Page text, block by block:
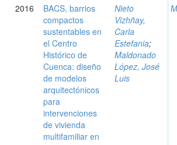
2016
BACS, barrios
compactos
sustentables en
el Centro
Histórico de
Cuenca: diseño
de modelos
arquitectónicos
para
intervenciones
de vivienda
multifamiliar en
Nieto
Vizhñay,
Carla
Estefania;
Maldonado
López, José
Luis